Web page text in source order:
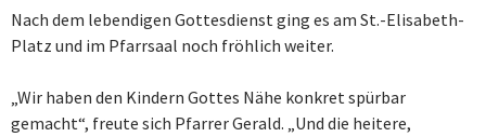
Nach dem lebendigen Gottesdienst ging es am St.-Elisabeth-
Platz und im Pfarrsaal noch fröhlich weiter.
„Wir haben den Kindern Gottes Nähe konkret spürbar
gemacht“, freute sich Pfarrer Gerald. „Und die heitere,